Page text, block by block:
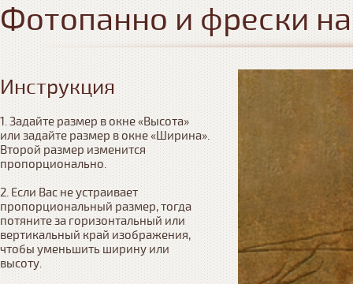
Фотопанно и фрески
Инструкция
1. Задайте размер в окне «Высота»
или задайте размер в окне «Ширина».
Второй размер изменится
пропорционально.
2. Если Вас не устраивает
пропорциональный размер, тогда
потяните за горизонтальный или
вертикальный край изображения,
чтобы уменьшить ширину или
высоту.